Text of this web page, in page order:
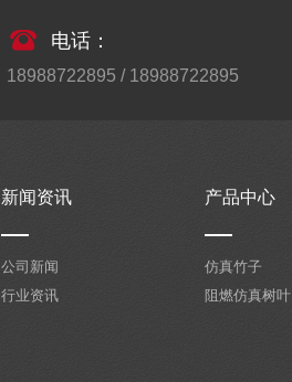
电话：
18988722895 / 18988722895
新闻资讯
公司新闻
行业资讯
产品中心
仿真竹子
阻燃仿真树叶